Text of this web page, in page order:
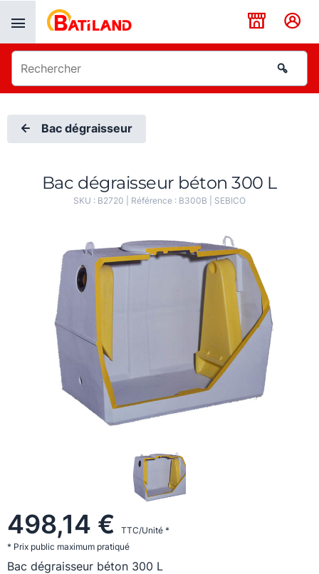
Bac dégraisseur
Bac dégraisseur béton 300 L
SKU : B2720 | Référence : B300B SEBICO
498,14 €
TTC/Unité *
* Prix public maximum pratiqué
Bac dégraisseur béton 300 L
Panneau de gestion des cookies